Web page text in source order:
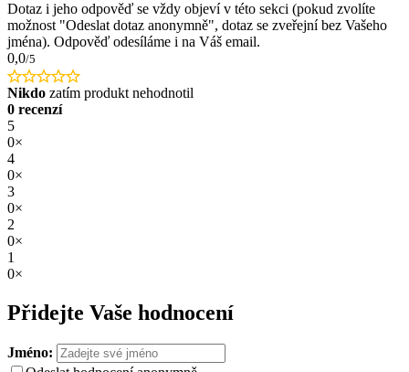
Dotaz i jeho odpověď se vždy objeví v této sekci (pokud zvolíte
možnost "Odeslat dotaz anonymně", dotaz se zveřejní bez Vašeho
jména). Odpověď odesíláme i na Váš email.
0,0/5
Nikdo zatím produkt nehodnotil
0 recenzí
5
0×
4
0×
3
0×
2
0×
1
0×
Přidejte Vaše hodnocení
Jméno: